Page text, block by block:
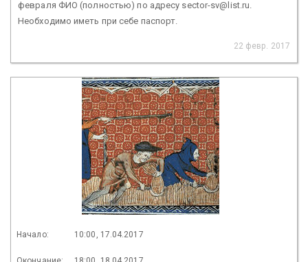
февраля ФИО (полностью) по адресу sector-sv@list.ru.
Необходимо иметь при себе паспорт.
22 февр. 2017
Начало: 10:00, 17.04.2017